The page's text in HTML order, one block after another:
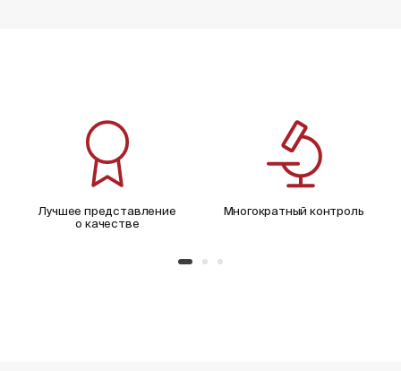
Лучшее представление
о качестве
Многократный контроль